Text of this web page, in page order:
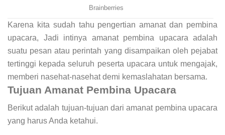
Karena kita sudah tahu pengertian amanat dan pembina
upacara, Jadi intinya amanat pembina upacara adalah
suatu pesan atau perintah yang disampaikan oleh pejabat
tertinggi kepada seluruh peserta upacara untuk mengajak,
memberi nasehat-nasehat demi kemaslahatan bersama.
Tujuan Amanat Pembina Upacara
Berikut adalah tujuan-tujuan dari amanat pembina upacara
yang harus Anda ketahui.